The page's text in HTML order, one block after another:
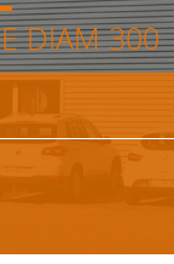
DIAM 300